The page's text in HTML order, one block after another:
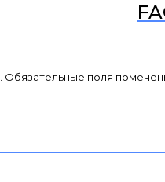
Обязательные поля